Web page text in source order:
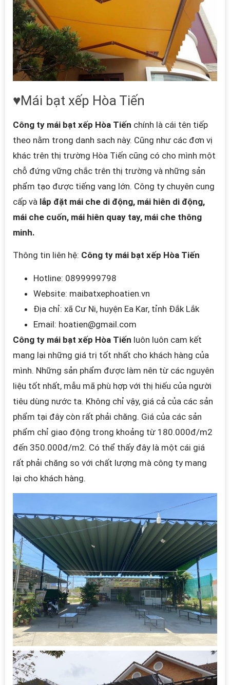
♥Mái bạt xếp Hòa Tiến
Công ty mái bạt xếp Hòa Tiến chính là cái tên tiếp
theo nằm trong danh sach này. Cũng như các đơn vị
khác trên thị trường Hòa Tiến cũng có cho mình một
chỗ đứng vững chắc trên thị trường và những sản
phẩm tạo được tiếng vang lớn. Công ty chuyên cung
cấp và lắp đặt mái che di động, mái hiên di động,
mái che cuốn, mái hiên quay tay, mái che thông
minh.
Thông tin liên hệ: Công ty mái bạt xếp Hòa Tiến
Hotline: 0899999798
Website: maibatxephoatien.vn
Địa chỉ: xã Cư Ni, huyện Ea Kar, tỉnh Đắk Lắk
Email: hoatien@gmail.com
Công ty mái bạt xếp Hòa Tiến luôn luôn cam kết
mang lại những giá trị tốt nhất cho khách hàng của
mình. Những sản phẩm được làm nên từ các nguyên
liệu tốt nhất, mẫu mã phù hợp với thị hiếu của người
tiêu dùng nước ta. Không chỉ vậy, giá cả của các sản
phẩm tại đây còn rất phải chăng. Giá của các sản
phẩm chỉ giao động trong khoảng từ 180.000đ/m2
đến 350.000đ/m2. Có thể thấy đây là một cái giá
rất phải chăng so với chất lượng mà công ty mang
lại cho khách hàng.